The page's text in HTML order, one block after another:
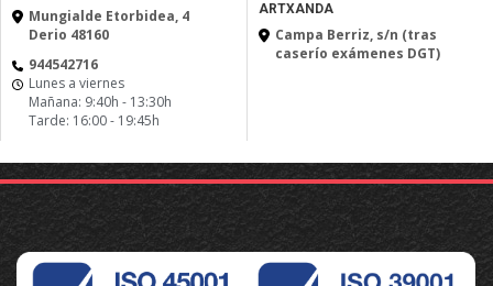
Mungialde Etorbidea, 4
Derio 48160
944542716
Lunes a viernes
Mañana: 9:40h - 13:30h
Tarde: 16:00 - 19:45h
ARTXANDA
Campa Berriz, s/n (tras
caserío exámenes DGT)